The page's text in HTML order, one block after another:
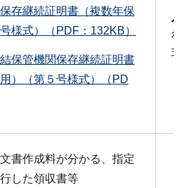
存継続証明書（複数年保
様式）（PDF：132KB）
保管機関保存継続証明書
用）（第５号様式）（PD
書作成料が分かる、指定
した領収書等